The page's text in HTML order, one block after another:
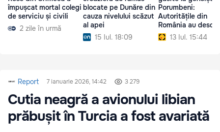
împușcat mortal colegi
de serviciu și civili
2 zile în urmă
blocate pe Dunăre din
cauza nivelului scăzut
al apei
15 Iul. 18:09
Porumbeni:
Autoritățile din
România au
anchetă13 Iul. 15:44
Report 7 ianuarie 2026, 14:42 3 279
Cutia neagră a avionului libian
prăbușit în Turcia a fost avariată